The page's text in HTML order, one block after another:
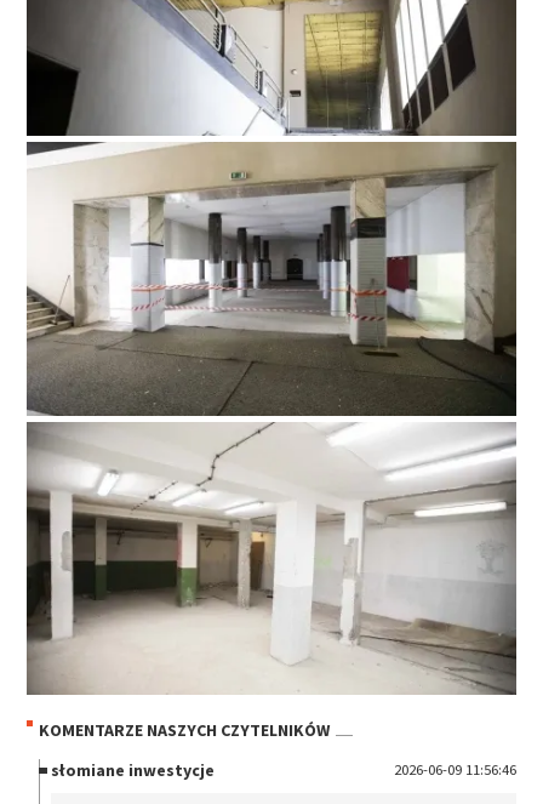
KOMENTARZE NASZYCH CZYTELNIKÓW
słomiane inwestycje
2026-06-09 11:56:46